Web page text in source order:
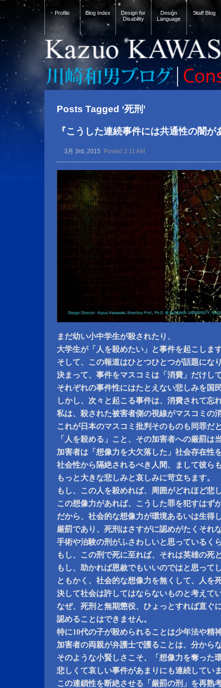
Profile Blog Index
Design for
Disability
Design
Language
Staff Blog
Posts Tagged ‘死刑’
『こうした連続事件には共通性の闇が
3月 3rd, 2015 Posted 2:11 AM
まだ幼い小中学生が殺されたり、
大学生が「人を殺めたい」と事件を起こしま
そして、この報道はひとつひとつが話題にな
決まって、事件をマスコミは「消費」だけし
それぞれの事件性にはたとえない悲しみを国
しかし、次々と起こる事件は、消費されて忘
私は、殺された被害者側の視線がマスコミの
これが日本のマスコミ批判そのものも同罪だ
「人を殺める」こと、その加害者への厳罰は
加害者は「想像力を大欠落した」社会存在性
社会性から隔絶されるべき人間、まして彼ら
もっと大きな悲しみと哀しみに苛立ちます。
もし、この人を殺めれば、周囲がどれほど悲
この想像力があれば、こうした罪を犯すはず
だから、社会的な想像力が環境あるいは生得
厳罰であり、死刑はさすがに認めがたくそれ
手術や治験の刑がふさわしいと思っているく
もし、この刑で死に至れば、それは英雄の死
もし、助かれば恩赦でもいいのではと思って
ともかく、社会的な想像力を無くして、人を
決して社会は許してはならないものと考えて
なぜ、死刑と無期懲役、ひょっとすれば直ぐ
認めることはできません。
特に10代の子が殺められることは少年法や精
加害者の両親が弁護士で護ることは、分から
そのような小賢しさこそ、「想像力を奪った
悲しくて哀しい事件があまりにも連続してい
この連鎖性を断絶させる「厳罰の刑」を再熟